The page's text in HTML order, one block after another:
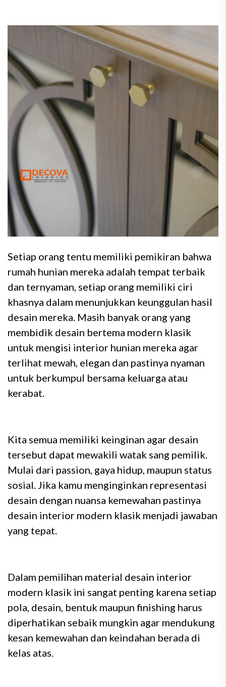
Setiap orang tentu memiliki pemikiran bahwa
rumah hunian mereka adalah tempat terbaik
dan ternyaman, setiap orang memiliki ciri
khasnya dalam menunjukkan keunggulan hasil
desain mereka. Masih banyak orang yang
membidik desain bertema modern klasik
untuk mengisi interior hunian mereka agar
terlihat mewah, elegan dan pastinya nyaman
untuk berkumpul bersama keluarga atau
kerabat.
Kita semua memiliki keinginan agar desain
tersebut dapat mewakili watak sang pemilik.
Mulai dari passion, gaya hidup, maupun status
sosial. Jika kamu menginginkan representasi
desain dengan nuansa kemewahan pastinya
desain interior modern klasik menjadi jawaban
yang tepat.
Dalam pemilihan material desain interior
modern klasik ini sangat penting karena setiap
pola, desain, bentuk maupun finishing harus
diperhatikan sebaik mungkin agar mendukung
kesan kemewahan dan keindahan berada di
kelas atas.